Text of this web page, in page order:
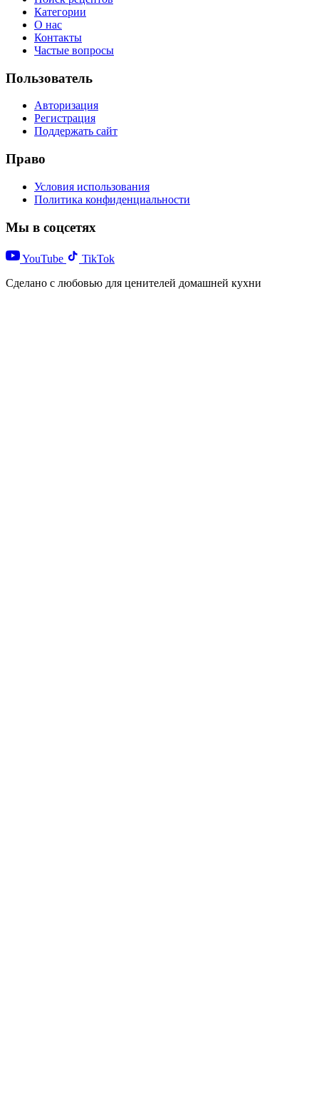
Категории
О нас
Контакты
Частые вопросы
Пользователь
Авторизация
Регистрация
Поддержать сайт
Право
Условия использования
Политика конфиденциальности
Мы в соцсетях
YouTube
TikTok
Сделано с любовью для ценителей домашней кухни